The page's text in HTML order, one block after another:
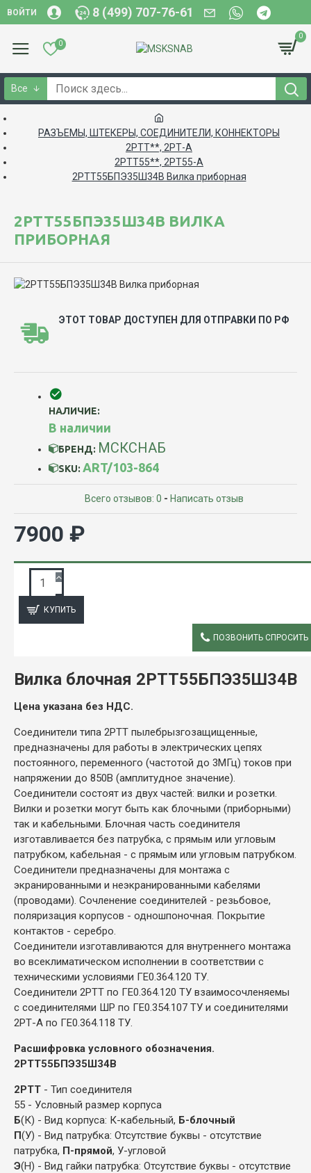
ВОЙТИ 8 (499) 707-76-61
0
0
Все
РАЗЪЕМЫ, ШТЕКЕРЫ, СОЕДИНИТЕЛИ, КОННЕКТОРЫ
2РТТ**, 2РТ-А
2РТТ55**, 2РТ55-А
2РТТ55БПЭ35Ш34В Вилка приборная
2РТТ55БПЭ35Ш34В ВИЛКА
ПРИБОРНАЯ
ЭТОТ ТОВАР ДОСТУПЕН ДЛЯ ОТПРАВКИ ПО РФ
НАЛИЧИЕ:
В наличии
БРЕНД: МСКСНАБ
SKU: ART/103-864
Всего отзывов: 0 - Написать отзыв
7900 ₽
КУПИТЬ
ПОЗВОНИТЬ СПРОСИТЬ
Вилка блочная 2РТТ55БПЭ35Ш34В
Цена указана без НДС.
Соединители типа 2РТТ пылебрызгозащищенные,
предназначены для работы в электрических цепях
постоянного, переменного (частотой до 3МГц) токов при
напряжении до 850В (амплитудное значение).
Соединители состоят из двух частей: вилки и розетки.
Вилки и розетки могут быть как блочными (приборными)
так и кабельными. Блочная часть соединителя
изготавливается без патрубка, с прямым или угловым
патрубком, кабельная - с прямым или угловым патрубком.
Соединители предназначены для монтажа с
экранированными и неэкранированными кабелями
(проводами). Сочленение соединителей - резьбовое,
поляризация корпусов - одношпоночная. Покрытие
контактов - серебро.
Соединители изготавливаются для внутреннего монтажа
во всеклиматическом исполнении в соответствии с
техническими условиями ГЕ0.364.120 ТУ.
Соединители 2РТТ по ГЕ0.364.120 ТУ взаимосочленяемы
с соединителями ШР по ГЕ0.354.107 ТУ и соединителями
2РТ-А по ГЕ0.364.118 ТУ.
Расшифровка условного обозначения.
2РТТ55БПЭ35Ш34В
2РТТ - Тип соединителя
55 - Условный размер корпуса
Б(К) - Вид корпуса: К-кабельный, Б-блочный
П(У) - Вид патрубка: Отсутствие буквы - отсутствие
патрубка, П-прямой, У-угловой
Э(Н) - Вид гайки патрубка: Отсутствие буквы - отсутствие